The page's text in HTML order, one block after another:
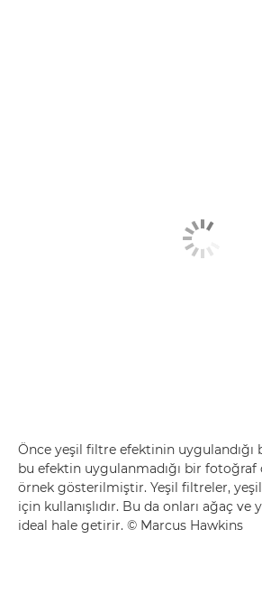
Önce yeşil filtre efektinin uygulandığı
bu efektin uygulanmadığı bir fotoğraf
örnek gösterilmiştir. Yeşil filtreler, yeşil
için kullanışlıdır. Bu da onları ağaç
ideal hale getirir. © Marcus Hawkins